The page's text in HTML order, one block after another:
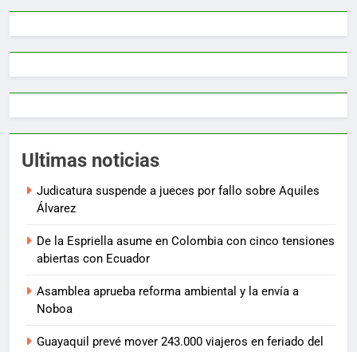
Ultimas noticias
Judicatura suspende a jueces por fallo sobre Aquiles
Álvarez
De la Espriella asume en Colombia con cinco tensiones
abiertas con Ecuador
Asamblea aprueba reforma ambiental y la envía a
Noboa
Guayaquil prevé mover 243.000 viajeros en feriado del